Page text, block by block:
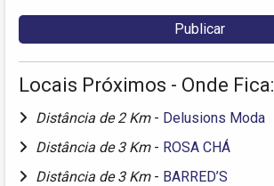
Locais Próximos - Onde Fica:
Distância de 2 Km - Delusions Moda
Distância de 3 Km - ROSA CHÁ
Distância de 3 Km - BARRED’S